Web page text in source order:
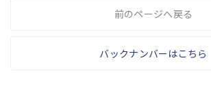
前のページへ戻る
バックナンバーはこちら